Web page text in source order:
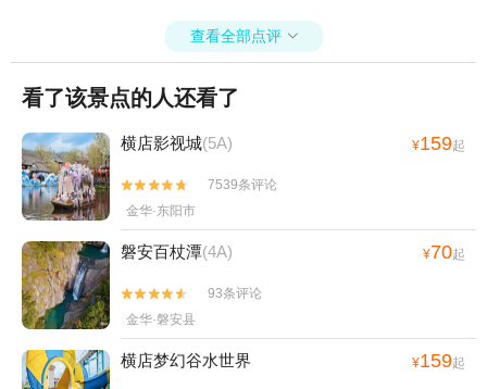
安地仙源谷漂流+武义欢乐山寨农庄+武义花
溪十八湾+义乌马溪+义乌国际商贸城+清明
上河图+永康森林公园+寿仙谷漂流+龙山景
水世界+九峰温泉+牛头山梦温泉+金华寺森
林公园+中华舞龙故乡景区+方岩风景名胜区
+义乌拓展训练+花园游乐园+石鼓寮风景区
+永康动物乐园+金华市体育馆+金华湖度假
村+兰溪马坞村杨梅庄园+浦江游轮+义乌梅
湖极爽水世界乐园+义乌幸福湖水库+璟园古
民居博物馆+灵江源森林公园+灵江源景区
+东阳剧院+武义温泉萤石博物馆+永康龙川
文化园+浙江东阳市艺术紫檀博物馆+竹海滑
道+横店圆明新园·夏苑+圆明新园（秋苑）
查看全部点评 
看了该景点的人还看了
横店影视城(5A) ¥159起


7539条评论
金华·东阳市
磐安百杖潭(4A) ¥70起


93条评论
金华·磐安县
横店梦幻谷水世界 ¥159起